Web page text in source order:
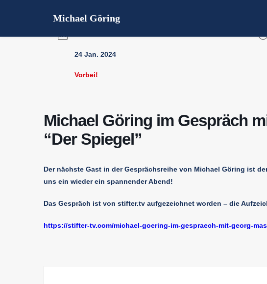
Michael Göring
24 Jan. 2024
Vorbei!
Michael Göring im Gespräch
“Der Spiegel”
Der nächste Gast in der Gesprächsreihe von Michael Göring ist
uns ein wieder ein spannender Abend!
Das Gespräch ist von stifter.tv aufgezeichnet worden – die
https://stifter-tv.com/michael-goering-im-gespraech-mit-georg-